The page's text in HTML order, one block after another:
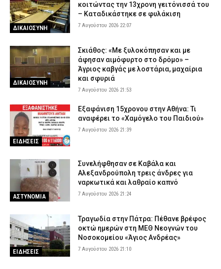
ΔΙΚΑΙΟΣΥΝΗ
κοιτώντας την 13χρονη γειτόνισσά του
– Καταδικάστηκε σε φυλάκιση
7 Αυγούστου 2026 22:07
ΔΙΚΑΙΟΣΥΝΗ
Σκιάθος: «Με ξυλοκόπησαν και με
άφησαν αιμόφυρτο στο δρόμο» –
Άγριος καβγάς με λοστάρια, μαχαίρια
και σφυριά
7 Αυγούστου 2026 21:53
ΕΙΔΗΣΕΙΣ
Εξαφάνιση 15χρονου στην Αθήνα: Τι
αναφέρει το «Χαμόγελο του Παιδιού»
7 Αυγούστου 2026 21:39
ΑΣΤΥΝΟΜΙΑ
Συνελήφθησαν σε Καβάλα και
Αλεξανδρούπολη τρεις άνδρες για
ναρκωτικά και λαθραίο καπνό
7 Αυγούστου 2026 21:24
ΕΙΔΗΣΕΙΣ
Τραγωδία στην Πάτρα: Πέθανε βρέφος
οκτώ ημερών στη ΜΕΘ Νεογνών του
Νοσοκομείου «Άγιος Ανδρέας»
7 Αυγούστου 2026 21:10